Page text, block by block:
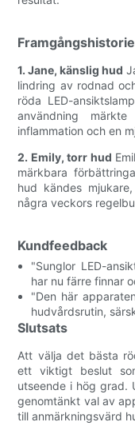
1. Jane, känslig hud
lindring av rodnad
röda LED-
användning
inflammation och en
2. Emily, torr hud
märkbara
hud kändes
några veckors
Kundfeedback
"Sunglor LED-
har nu färre finnar
"Den här
hudvårdsrutin,
Slutsats
Att välja det bästa
ett viktigt beslut
utseende i hög grad.
genomtänkt val av
till anmärkningsvärd